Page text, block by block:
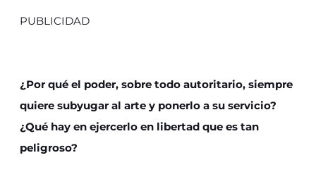
PUBLICIDAD
¿Por qué el poder, sobre todo autoritario, siempre
quiere subyugar al arte y ponerlo a su servicio?
¿Qué hay en ejercerlo en libertad que es tan
peligroso?